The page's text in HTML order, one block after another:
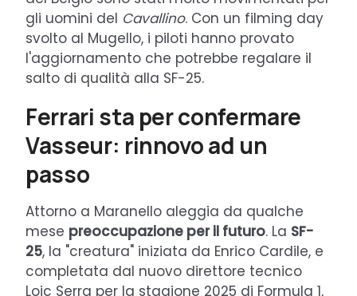
gli uomini del Cavallino. Con un filming day
svolto al Mugello, i piloti hanno provato
l'aggiornamento che potrebbe regalare il
salto di qualità alla SF-25.
Ferrari sta per confermare
Vasseur: rinnovo ad un
passo
Attorno a Maranello aleggia da qualche
mese preoccupazione per il futuro. La SF-
25, la "creatura" iniziata da Enrico Cardile, e
completata dal nuovo direttore tecnico
Loic Serra per la stagione 2025 di Formula 1,